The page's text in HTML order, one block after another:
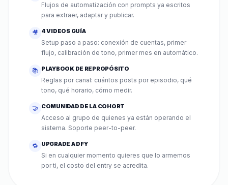
Flujos de automatización con prompts ya escritos
para extraer, adaptar y publicar.
🎥 4 VIDEOS GUÍA
Setup paso a paso: conexión de cuentas, primer
flujo, calibración de tono, primer mes en automático.
📚 PLAYBOOK DE REPROPÓSITO
Reglas por canal: cuántos posts por episodio, qué
tono, qué horario, cómo medir.
🤝 COMUNIDAD DE LA COHORT
Acceso al grupo de quienes ya están operando el
sistema. Soporte peer-to-peer.
🔁 UPGRADE A DFY
Si en cualquier momento quieres que lo armemos
por ti, el costo del entry se acredita.